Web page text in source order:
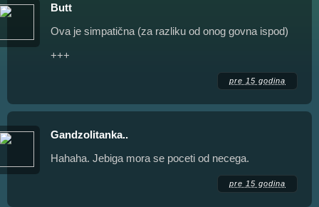
Butt
Ova je simpatična (za razliku od onog govna ispod)
+++
pre 15 godina
Gandzolitanka..
Hahaha. Jebiga mora se poceti od necega.
pre 15 godina